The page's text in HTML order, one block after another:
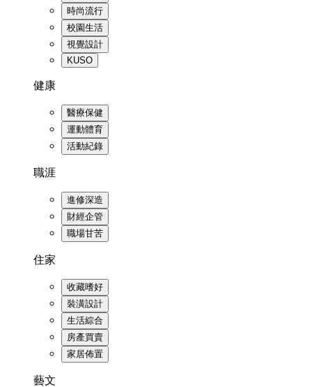
時尚流行
校園生活
視覺設計
KUSO
健康
醫療保健
運動體育
活動紀錄
職涯
進修深造
財經企管
職場甘苦
住家
收藏嗜好
裝潢設計
生活綜合
房產買賣
家居佈置
藝文